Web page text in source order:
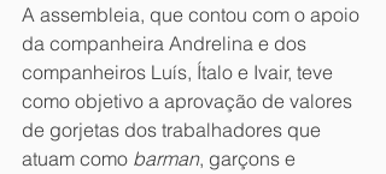
A assembleia, que contou com o apoio
da companheira Andrelina e dos
companheiros Luís, Ítalo e Ivair, teve
como objetivo a aprovação de valores
de gorjetas dos trabalhadores que
atuam como barman, garçons e